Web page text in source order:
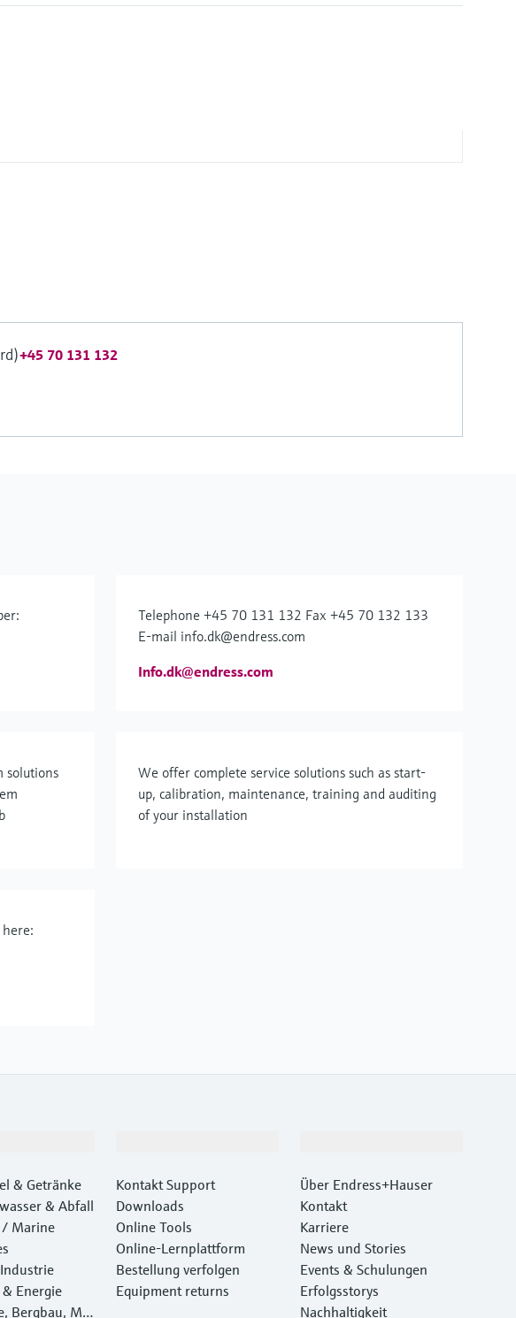
+45 70 131 132
Telephone +45 70 131 132 Fax +45 70 132 133
E-mail info.dk@endress.com
Info.dk@endress.com
solutions
We offer complete service solutions such as start-
up, calibration, maintenance, training and auditing
of your installation
& Getränke
& Abfall
/ Marine
Energie
Bergbau, Met
Kontakt Support
Downloads
Online Tools
Online-Lernplattform
Bestellung verfolgen
Equipment returns
Über Endress+Hauser
Kontakt
Karriere
News und Stories
Events & Schulungen
Erfolgsstorys
Nachhaltigkeit